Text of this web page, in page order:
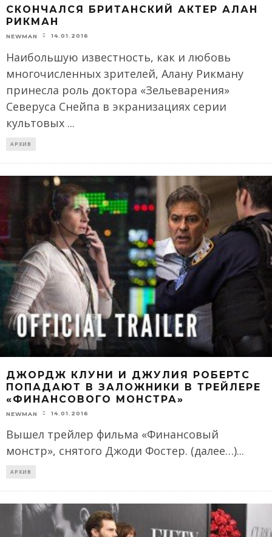
СКОНЧАЛСЯ БРИТАНСКИЙ АКТЕР АЛАН
РИКМАН
NEWMAN 14.01.2016
Наибольшую известность, как и любовь
многочисленных зрителей, Алану Рикману
принесла роль доктора «Зельеварения»
Северуса Снейпа в экранизациях серии
культовых ...
АРХИВ
ДЖОРДЖ КЛУНИ И ДЖУЛИЯ РОБЕРТС
ПОПАДАЮТ В ЗАЛОЖНИКИ В ТРЕЙЛЕРЕ
«ФИНАНСОВОГО МОНСТРА»
NEWMAN 14.01.2016
Вышел трейлер фильма «Финансовый
монстр», снятого Джоди Фостер. (далее…)...
АРХИВ